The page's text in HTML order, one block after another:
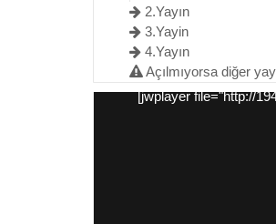
2.Yayın
3.Yayin
4.Yayın
Açılmıyorsa diğer
[jwplayer file="http://